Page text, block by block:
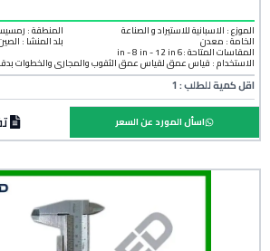
based on
customer
rating
الموزع : الاسبانية للاستيراد و الصناعة
الخامة : معدن
المنطقة :
بلد المنشأ :
المقاسات المتاحة :6 in - 8 in - 12 in
الاستخدام : قياس عمق لقياس عمق الثقوب والمجارى والخطوات
اقل كمية للطلب : 1
اسأل المورد عن السعر